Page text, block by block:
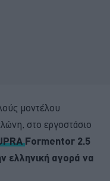
μοντέλου
στο εργοστάσιο
Formentor 2.5
ελληνική αγορά να